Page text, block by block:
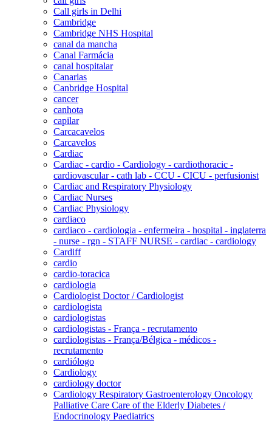
Call girls in Delhi
Cambridge
Cambridge NHS Hospital
canal da mancha
Canal Farmácia
canal hospitalar
Canarias
Canbridge Hospital
cancer
canhota
capilar
Carcacavelos
Carcavelos
Cardiac
Cardiac - cardio - Cardiology - cardiothoracic -
cardiovascular - cath lab - CCU - CICU - perfusionist
Cardiac and Respiratory Physiology
Cardiac Nurses
Cardiac Physiology
cardiaco
cardiaco - cardiologia - enfermeira - hospital - inglaterra
- nurse - rgn - STAFF NURSE - cardiac - cardiology
Cardiff
cardio
cardio-toracica
cardiologia
Cardiologist Doctor / Cardiologist
cardiologista
cardiologistas
cardiologistas - França - recrutamento
cardiologistas - França/Bélgica - médicos -
recrutamento
cardiólogo
Cardiology
cardiology doctor
Cardiology Respiratory Gastroenterology Oncology
Palliative Care Care of the Elderly Diabetes /
Endocrinology Paediatrics